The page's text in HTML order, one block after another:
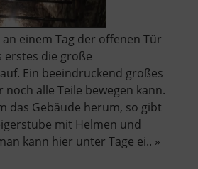
einem Tag der offenen Tür
erstes die große
Ein beeindruckend großes
noch alle Teile bewegen kann.
das Gebäude herum, so gibt
mit Helmen und
kann hier unter Tage ei.. »